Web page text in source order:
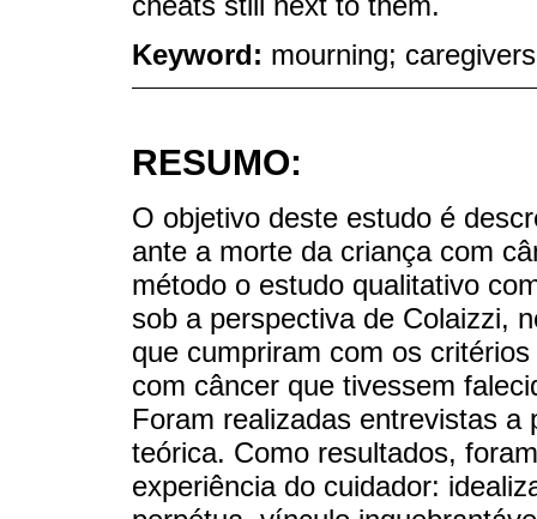
Keyword: mourning;
RESUMO:
O objetivo deste estudo é
ante a morte da criança com
método o estudo qualitativo
sob a perspectiva de Colaizzi,
que cumpriram com os
com câncer que tivessem
Foram realizadas entrevistas a
teórica. Como resultados,
experiência do cuidador: